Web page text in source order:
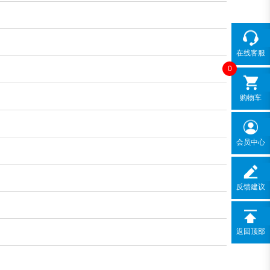
在线客服
0
购物车
会员中心
反馈建议
返回顶部